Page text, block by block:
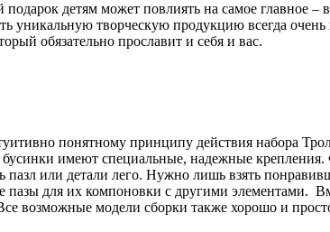
подарок детям может повлиять на самое
уникальную творческую продукцию всегда
обязательно прославит и себя и вас.
понятному принципу действия набора
имеют специальные, надежные крепления.
пазл или детали лего. Нужно лишь взять
для их компоновки с другими элементами.
возможные модели сборки также хорошо и